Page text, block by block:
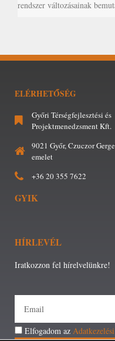
rendszer változásainak
ELÉRHETŐSÉG
Győri Térségfejlesztési és
Projektmenedzsment Kft.
9021 Győr, Czuczor
emelet
+36 20 355 7622
GYIK
HÍRLEVÉL
Iratkozzon fel hírelvelünkre!
Elfogadom az